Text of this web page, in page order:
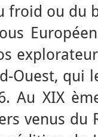
froid ou du
Ouest, qui
Au XIX
venus du